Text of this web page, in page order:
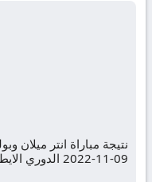
09-11-2022 الدوري الايطالي